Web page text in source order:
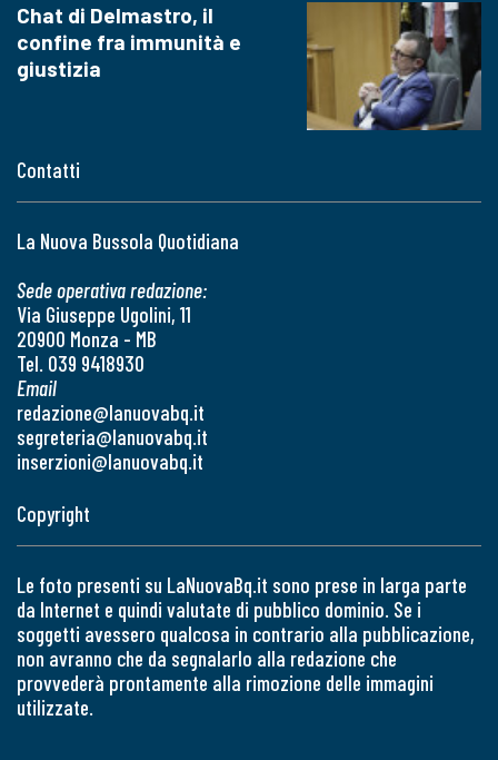
Contatti
La Nuova Bussola Quotidiana
Sede operativa redazione:
Via Giuseppe Ugolini, 11
20900 Monza - MB
Tel. 039 9418930
Email
redazione@lanuovabq.it
segreteria@lanuovabq.it
inserzioni@lanuovabq.it
Chat di Delmastro, il
confine fra immunità e
giustizia
Copyright
Le foto presenti su LaNuovaBq.it sono prese in larga parte
da Internet e quindi valutate di pubblico dominio. Se i
soggetti avessero qualcosa in contrario alla pubblicazione,
non avranno che da segnalarlo alla redazione che
provvederà prontamente alla rimozione delle immagini
utilizzate.